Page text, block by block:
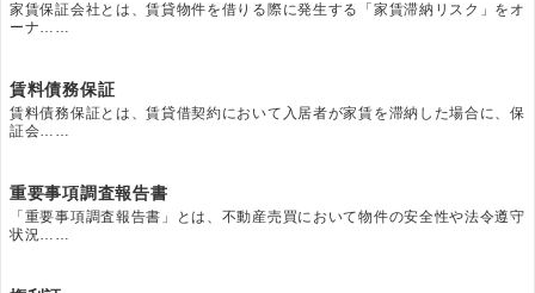
家賃保証会社とは、賃貸物件を借りる際に発生する「家賃滞納リスク」をオ
ーナ……
賃料債務保証
賃料債務保証とは、賃貸借契約において入居者が家賃を滞納した場合に、保
証会……
重要事項調査報告書
「重要事項調査報告書」とは、不動産売買において物件の安全性や法令遵守
状況……